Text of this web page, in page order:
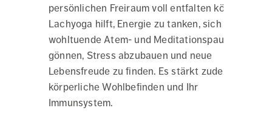
persönlichen Freiraum voll entfalten können.
Lachyoga hilft, Energie zu tanken, sich eine
wohltuende Atem- und Meditationspause zu
gönnen, Stress abzubauen und neue
Lebensfreude zu finden. Es stärkt zudem das
körperliche Wohlbefinden und Ihr
Immunsystem.